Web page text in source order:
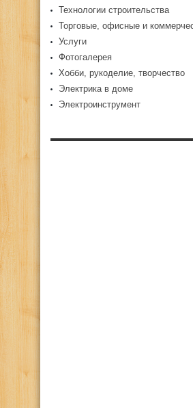
Технологии строительства
Торговые, офисные и
Услуги
Фотогалерея
Хобби, рукоделие, творчество
Электрика в доме
Электроинструмент